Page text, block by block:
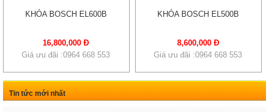
KHÓA BOSCH EL600B
16,800,000 Đ
Giá ưu đãi :0964 668 553
KHÓA BOSCH EL500B
8,600,000 Đ
Giá ưu đãi :0964 668 553
Tin tức mới nhất